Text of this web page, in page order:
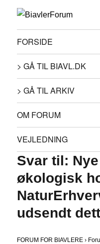
FORSIDE
> GÅ TIL BIAVL.DK
> GÅ TIL ARKIV
OM FORUM
VEJLEDNING
Svar til:
økologisk
udsendt
FORUM FOR BIAVLERE ›